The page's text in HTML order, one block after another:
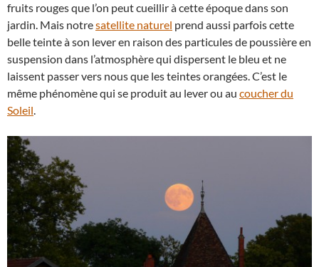
fruits rouges que l’on peut cueillir à cette époque dans son
jardin. Mais notresatellite naturel prend aussi parfois cette
belle teinte à son lever en raison des particules de poussière en
suspension dans l’atmosphère qui dispersent le bleu et ne
laissent passer vers nous que les teintes orangées. C’est le
même phénomène qui se produit au lever ou au coucher du
Soleil.